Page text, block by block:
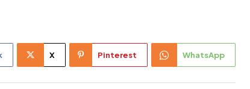
X Pinterest WhatsApp